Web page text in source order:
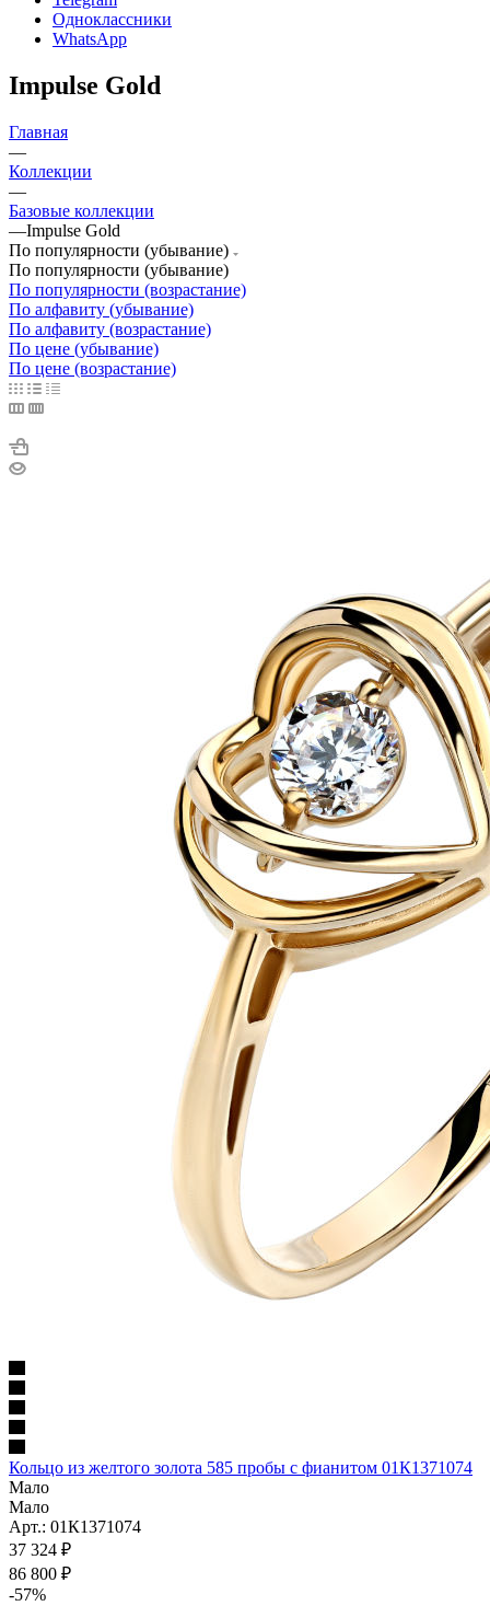
Одноклассники
WhatsApp
Impulse Gold
Главная
—
Коллекции
—
Базовые коллекции
—Impulse Gold
По популярности (убывание)
По популярности (убывание)
По популярности (возрастание)
По алфавиту (убывание)
По алфавиту (возрастание)
По цене (убывание)
По цене (возрастание)
Кольцо из желтого золота 585 пробы c фианитом 01К1371074
Мало
Мало
Арт.: 01К1371074
37 324 ₽
86 800 ₽
-57%